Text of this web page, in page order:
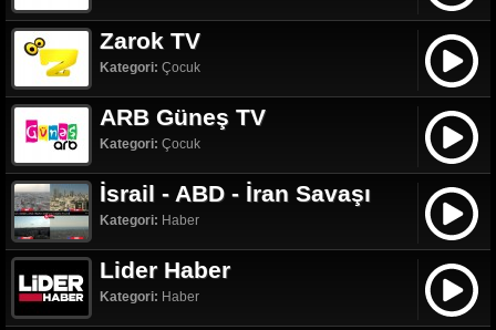
Zarok TV
Kategori: Çocuk
ARB Güneş TV
Kategori: Çocuk
İsrail - ABD - İran Savaşı
Kategori: Haber
Lider Haber
Kategori: Haber